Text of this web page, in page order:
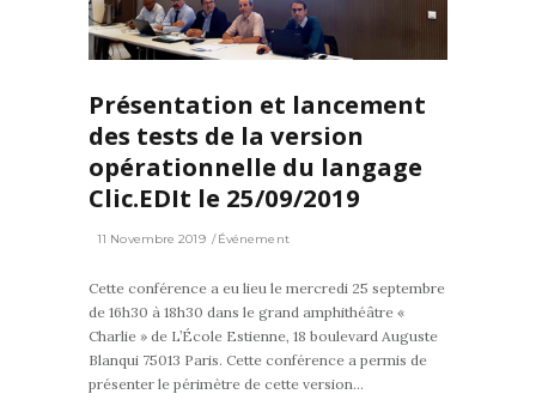
Présentation et lancement
des tests de la version
opérationnelle du langage
Clic.EDIt le 25/09/2019
11 Novembre 2019 Événement
Cette conférence a eu lieu le mercredi 25 septembre
de 16h30 à 18h30 dans le grand amphithéâtre «
Charlie » de L’École Estienne, 18 boulevard Auguste
Blanqui 75013 Paris. Cette conférence a permis de
présenter le périmètre de cette version...